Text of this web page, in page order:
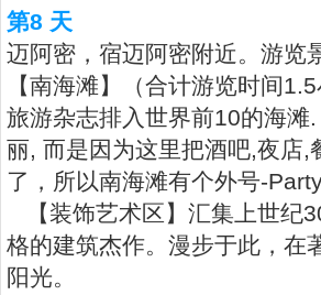
第8 天
迈阿密，宿迈阿密附近。游览
【南海滩】（合计游览时间
旅游杂志排入世界前10的海
丽, 而是因为这里把酒吧,夜店
了，所以南海滩有个外号-
【装饰艺术区】汇集上世纪
格的建筑杰作。漫步于此，在
阳光。